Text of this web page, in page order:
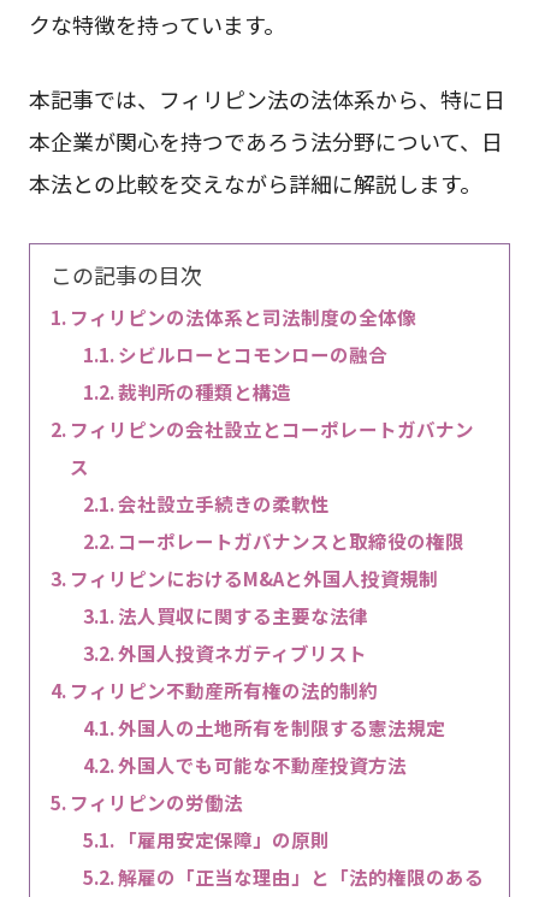
クな特徴を持っています。
本記事では、フィリピン法の法体系から、特に日
本企業が関心を持つであろう法分野について、日
本法との比較を交えながら詳細に解説します。
この記事の目次
フィリピンの法体系と司法制度の全体像
シビルローとコモンローの融合
裁判所の種類と構造
フィリピンの会社設立とコーポレートガバナン
ス
会社設立手続きの柔軟性
コーポレートガバナンスと取締役の権限
フィリピンにおけるM&Aと外国人投資規制
法人買収に関する主要な法律
外国人投資ネガティブリスト
フィリピン不動産所有権の法的制約
外国人の土地所有を制限する憲法規定
外国人でも可能な不動産投資方法
フィリピンの労働法
「雇用安定保障」の原則
解雇の「正当な理由」と「法的権限のある